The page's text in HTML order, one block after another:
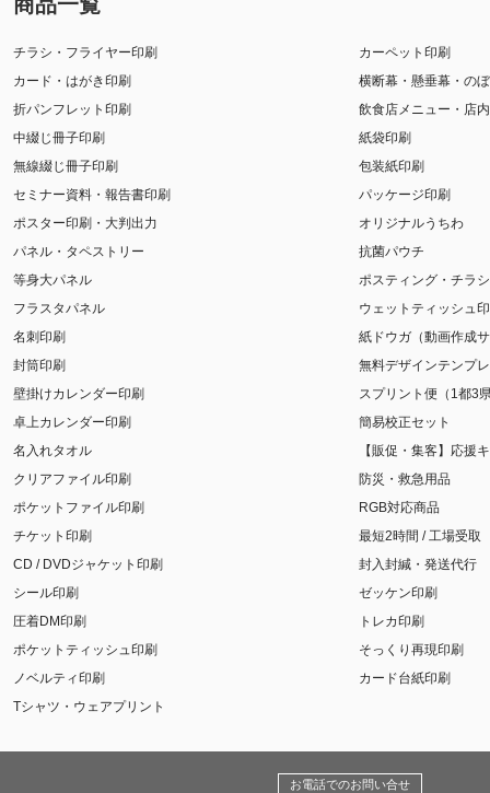
チラシ・フライヤー印刷
カード・はがき印刷
折パンフレット印刷
中綴じ冊子印刷
無線綴じ冊子印刷
セミナー資料・報告書印刷
ポスター印刷・大判出力
パネル・タペストリー
等身大パネル
フラスタパネル
名刺印刷
封筒印刷
壁掛けカレンダー印刷
卓上カレンダー印刷
名入れタオル
クリアファイル印刷
ポケットファイル印刷
チケット印刷
CD / DVDジャケット印刷
シール印刷
圧着DM印刷
ポケットティッシュ印刷
ノベルティ印刷
Tシャツ・ウェアプリント
カーペット印刷
横断幕・懸垂幕・の
飲食店メニュー・店
紙袋印刷
包装紙印刷
パッケージ印刷
オリジナルうちわ
抗菌パウチ
ポスティング・チラ
ウェットティッシュ
紙ドウガ（動画作成
無料デザインテンプ
スプリント便（1都3
簡易校正セット
【販促・集客】応援
防災・救急用品
RGB対応商品
最短2時間 / 工場受取
封入封緘・発送代行
ゼッケン印刷
トレカ印刷
そっくり再現印刷
カード台紙印刷
お電話でのお問い合せ